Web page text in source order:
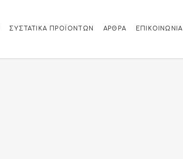
ΣΥΣΤΑΤΙΚΆ ΠΡΟΪΌΝΤΩΝ ΆΡΘΡΑ ΕΠΙΚΟΙΝΩΝΊΑ